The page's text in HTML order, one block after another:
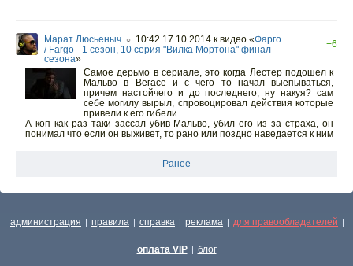
Марат Люсьеныч ○ 10:42 17.10.2014 к видео «Фарго
/ Fargo - 1 сезон, 10 серия "Вилка Мортона" финал
сезона»
+6
Самое дерьмо в сериале, это когда Лестер подошел к
Мальво в Вегасе и с чего то начал выепываться,
причем настойчего и до последнего, ну накуя? сам
себе могилу вырыл, спровоцировал действия которые
привели к его гибели.
А коп как раз таки зассал убив Мальво, убил его из за страха, он
понимал что если он выживет, то рано или поздно наведается к ним
Ранее
администрация | правила | справка | реклама | для правообладателей |
оплата VIP | блог